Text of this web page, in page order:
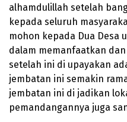
alhamdulillah setelah
kepada seluruh
mohon kepada Dua Desa
dalam memanfaatkan
setelah ini di upayakan
jembatan ini semakin
jembatan ini di jadikan
pemandangannya juga